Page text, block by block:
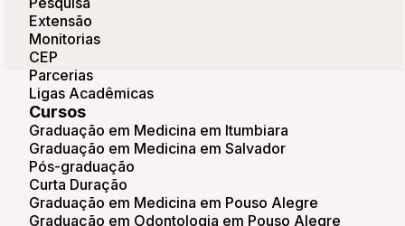
transferir para a medicina da Zarns, consulte o
edital de transferência do financiamento no
próprio site do FIES. Se você se enquadrar nos
critérios estabelecidos pelo programa, solicite a
transferência e aguarde aprovação.
PROUNI
Assim como o FIES, o PROUNI é um programa
do governo que concede bolsas estudantis
parciais ou integrais. Para participar também é
necessário ter realizado ENEM. Para saber mais,
fique atento as informações e prazos noSite do
Extensão
Monitorias
CEP
Parcerias
Ligas Acadêmicas
Cursos
Graduação em Medicina em Itumbiara
Graduação em Medicina em Salvador
Pós-graduação
Curta Duração
Graduação em Medicina em Pouso Alegre
Graduação em Odontologia em Pouso Alegre